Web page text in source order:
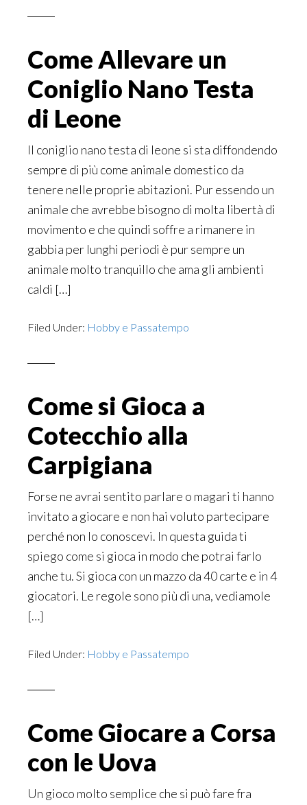
Come Allevare un
Coniglio Nano Testa
di Leone
Il coniglio nano testa di leone si sta diffondendo
sempre di più come animale domestico da
tenere nelle proprie abitazioni. Pur essendo un
animale che avrebbe bisogno di molta libertà di
movimento e che quindi soffre a rimanere in
gabbia per lunghi periodi è pur sempre un
animale molto tranquillo che ama gli ambienti
caldi […]
Filed Under: Hobby e Passatempo
Come si Gioca a
Cotecchio alla
Carpigiana
Forse ne avrai sentito parlare o magari ti hanno
invitato a giocare e non hai voluto partecipare
perché non lo conoscevi. In questa guida ti
spiego come si gioca in modo che potrai farlo
anche tu. Si gioca con un mazzo da 40 carte e in 4
giocatori. Le regole sono più di una, vediamole
[…]
Filed Under: Hobby e Passatempo
Come Giocare a Corsa
con le Uova
Un gioco molto semplice che si può fare fra